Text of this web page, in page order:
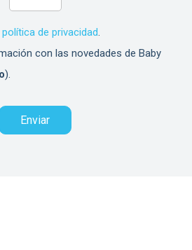
política de privacidad
con las novedades de Baby
).